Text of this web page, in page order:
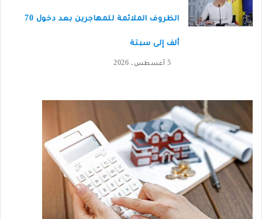
الظروف الملائمة للمهاجرين بعد دخول 70
ألف إلى سبتة
5 أغسطس، 2026